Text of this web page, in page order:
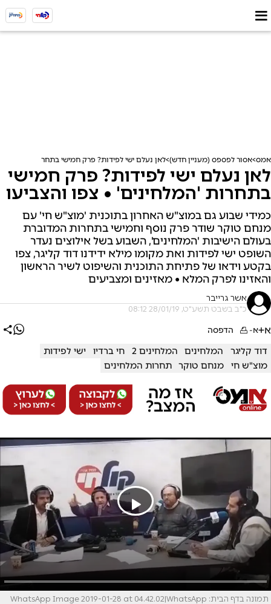
אמס אסור לפספס (מעניין חדש) לאן נעלם ישי לפידות? פרק חמישי בתחרות
לאן נעלם ישי לפידות? פרק חמישי
בתחרות 'המלחינים' • צפו והצביעו
כמידי שבוע גם במוצ"ש האחרון בתוכנית 'מוצ"ש חי' עם
מנחם טוקר שודר פרק נוסף וחמישי בתחרות המדוברת
בעולם הישיבות 'המלחינים', השבוע בשל אילוצים נעדר
השופט ישי לפידות ואת מקומו מילא ידידנו דוד קליגר, צפו
בקטע וידאו של פתיחת התוכנית והשיפוט לשיר הראשון
והאזינו לפרק המלא • מאזינים ומצביעים
אשר גרייבר
כ"ב בשבט תשע"ט, 28/01/19 08:12
א+א- הדפסה
דוד קליגר המלחינים המלחינים 2 חי ברדיו
ישי לפידות
מוצ"ש חי
מנחם טוקר תחרות המלחינים
תמונה בדף הבית: WhatsApp Image 2019-01-28 at 04.42.02|WhatsApp